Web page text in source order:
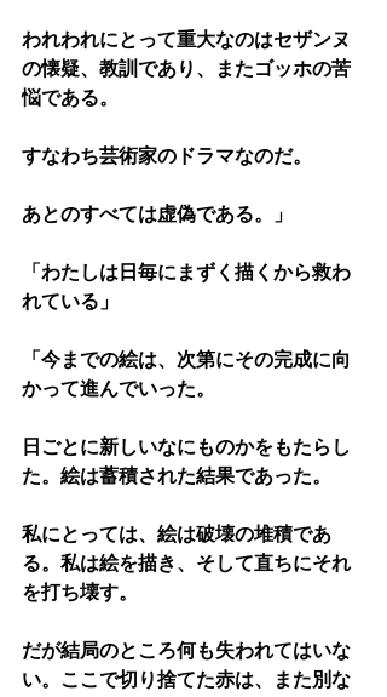
われわれにとって重大なのはセザンヌ
の懐疑、教訓であり、またゴッホの苦
悩である。
すなわち芸術家のドラマなのだ。
あとのすべては虚偽である。」
「わたしは日毎にまずく描くから救わ
れている」
「今までの絵は、次第にその完成に向
かって進んでいった。
日ごとに新しいなにものかをもたらし
た。絵は蓄積された結果であった。
私にとっては、絵は破壊の堆積であ
る。私は絵を描き、そして直ちにそれ
を打ち壊す。
だが結局のところ何も失われてはいな
い。ここで切り捨てた赤は、また別な